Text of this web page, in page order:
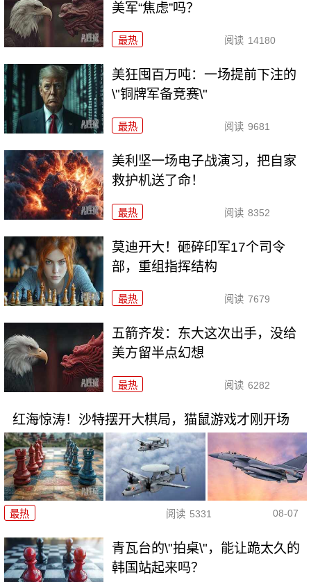
美军“焦虑”吗？
最热 阅读 14180
美狂囤百万吨：一场提前下注的
\"铜牌军备竞赛\"
最热 阅读 9681
美利坚一场电子战演习，把自家
救护机送了命！
最热 阅读 8352
莫迪开大！砸碎印军17个司令
部，重组指挥结构
最热 阅读 7679
五箭齐发：东大这次出手，没给
美方留半点幻想
最热 阅读 6282
红海惊涛！沙特摆开大棋局，猫鼠游戏才刚开场
最热 阅读 5331 08-07
青瓦台的\"拍桌\"，能让跪太久的
韩国站起来吗？